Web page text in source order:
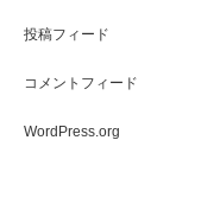
投稿フィード
コメントフィード
WordPress.org